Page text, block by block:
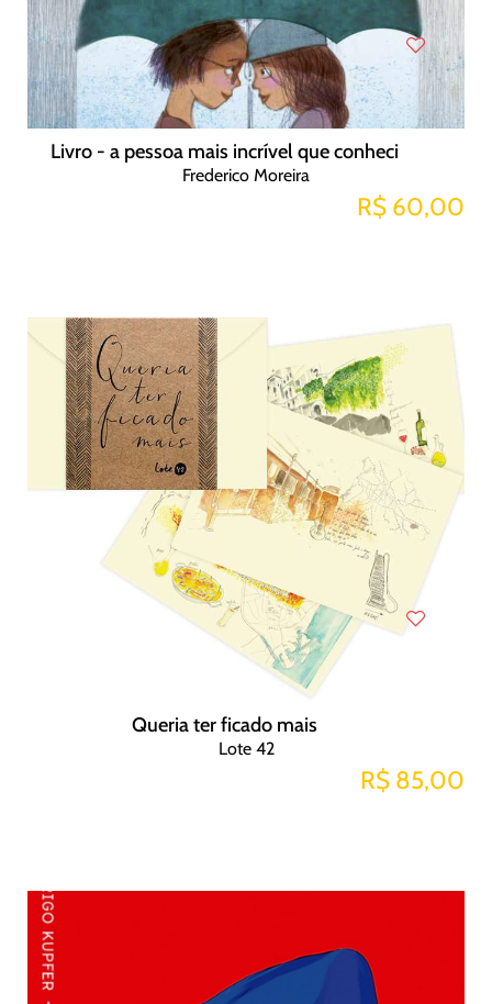
Livro - a pessoa mais incrível que conheci
Frederico Moreira
R$ 60,00
Queria ter ficado mais
Lote 42
R$ 85,00